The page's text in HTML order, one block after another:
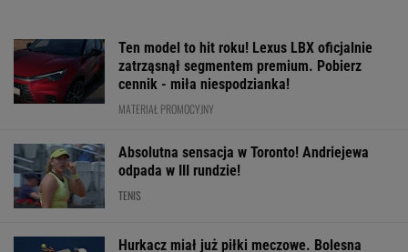
Ten model to hit roku! Lexus LBX oficjalnie
zatrząsnął segmentem premium. Pobierz
cennik - miła niespodzianka!
MATERIAŁ PROMOCYJNY
Absolutna sensacja w Toronto! Andriejewa
odpada w III rundzie!
TENIS
Hurkacz miał już piłki meczowe. Bolesna